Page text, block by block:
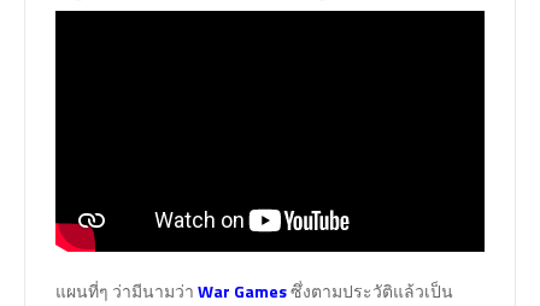
แผนที่ๆ ว่ามีนามว่าWar Gamesซึ่งตามประวัติแล้วเป็น